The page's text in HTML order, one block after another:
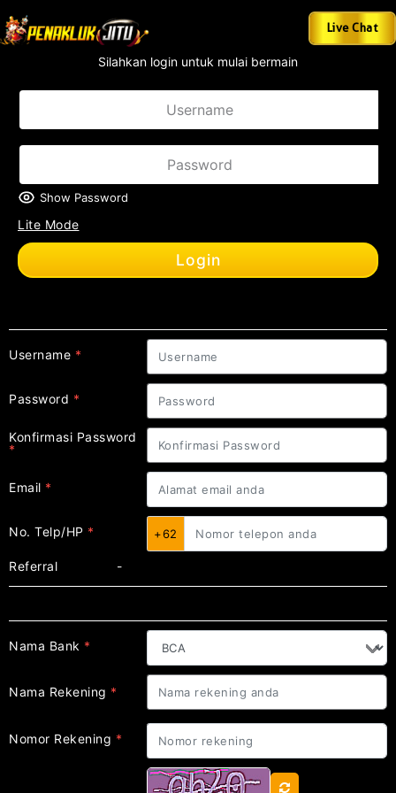
Live Chat
di Indonesia.Tersedia Minimal Deposit 10 ribu &
Silahkan login untuk mulai bermain
Show Password
Lite Mode
Login
Username *
Password *
Konfirmasi Password
*
Email *
No. Telp/HP * +62
Referral -
Nama Bank *
Nama Rekening *
Nomor Rekening *